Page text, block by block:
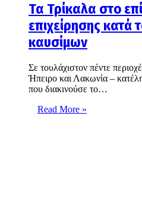
Τα Τρίκαλα στο
επιχείρησης κατά
καυσίμων
Σε τουλάχιστον πέντε
Ήπειρο και Λακωνία –
που διακινούσε το…
Read More »